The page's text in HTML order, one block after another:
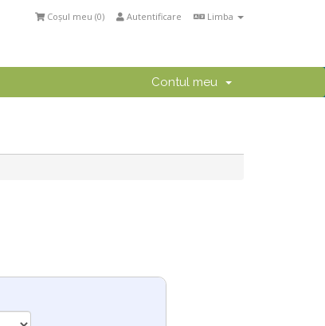
Limba
Autentificare
Coșul meu (0)
Contul meu